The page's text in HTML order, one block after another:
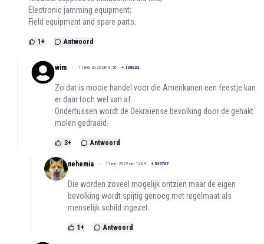
Electronic jamming equipment;
Field equipment and spare parts.
1 + Antwoord
wim 11 mei 2022 om 8:56 + 138332
Zo dat is mooie handel voor die Amerikanen een feestje kan
er daar toch wel van af
Ondertussen wordt de Oekraïense bevolking door de gehakt
molen gedraaid.
3+ Antwoord
nehemia 11 mei 2022 om 12:09 + 535767
Die worden zoveel mogelijk ontzien maar de eigen
bevolking wordt spijtig genoeg met regelmaat als
menselijk schild ingezet.
1 + Antwoord